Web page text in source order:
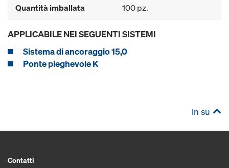
Quantità imballata 100 pz.
APPLICABILE NEI SEGUENTI SISTEMI
Sistema di ancoraggio 15,0
Ponte pieghevole K
In su
Contatti